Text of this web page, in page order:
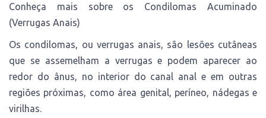
Conheça mais sobre os Condilomas Acuminado
(Verrugas Anais)
Os condilomas, ou verrugas anais, são lesões cutâneas
que se assemelham a verrugas e podem aparecer ao
redor do ânus, no interior do canal anal e em outras
regiões próximas, como área genital, períneo, nádegas e
virilhas.